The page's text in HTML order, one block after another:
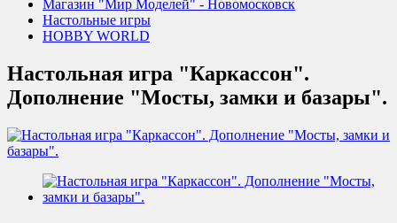
Магазин "Мир Моделей" - Новомосковск
Настольные игры
HOBBY WORLD
Настольная игра "Каркассон".
Дополнение "Мосты, замки и базары".